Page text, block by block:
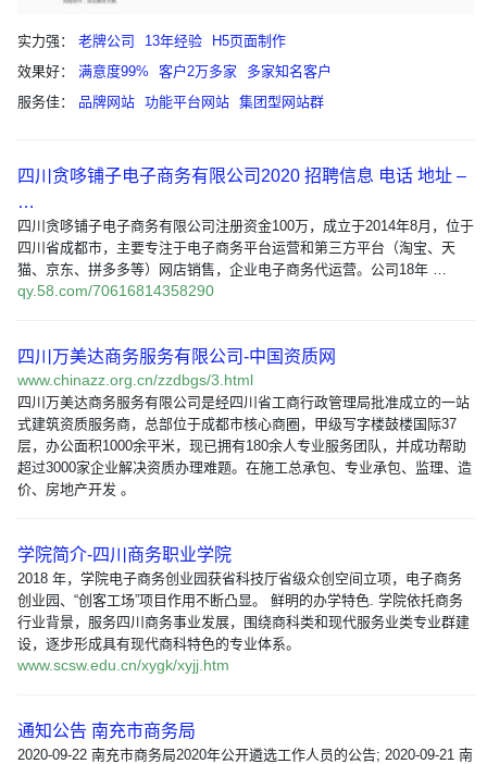
实力强： 老牌公司 13年经验
H5页面制作
效果好：
满意度99% 客户2万多家
多家知名客户
服务佳：
品牌网站 功能平台网站 集团型网站群
四川贪哆铺子电子商务有限公司2020 招聘信息 电话 地址 –
…
四川贪哆铺子电子商务有限公司注册资金100万，成立于2014年8月，位于
四川省成都市，主要专注于电子商务平台运营和第三方平台（淘宝、天
猫、京东、拼多多等）网店销售，企业电子商务代运营。公司18年 …
qy.58.com/70616814358290
四川万美达商务服务有限公司-中国资质网
www.chinazz.org.cn/zzdbgs/3.html
四川万美达商务服务有限公司是经四川省工商行政管理局批准成立的一站
式建筑资质服务商，总部位于成都市核心商圈，甲级写字楼鼓楼国际37
层，办公面积1000余平米，现已拥有180余人专业服务团队，并成功帮助
超过3000家企业解决资质办理难题。在施工总承包、专业承包、监理、造
价、房地产开发 。
学院简介-四川商务职业学院
2018 年，学院电子商务创业园获省科技厅省级众创空间立项，电子商务
创业园、“创客工场”项目作用不断凸显。 鲜明的办学特色. 学院依托商务
行业背景，服务四川商务事业发展，围绕商科类和现代服务业类专业群建
设，逐步形成具有现代商科特色的专业体系。
www.scsw.edu.cn/xygk/xyjj.htm
通知公告 南充市商务局
2020-09-22 南充市商务局2020年公开遴选工作人员的公告; 2020-09-21 南